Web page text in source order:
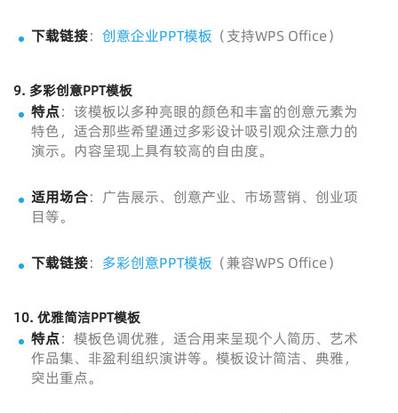
下载链接： 创意企业PPT模板 （支持WPS Office）
9. 多彩创意PPT模板
特点：该模板以多种亮眼的颜色和丰富的创意元素为
特色，适合那些希望通过多彩设计吸引观众注意力的
演示。内容呈现上具有较高的自由度。
适用场合：广告展示、创意产业、市场营销、创业项
目等。
下载链接： 多彩创意PPT模板 （兼容WPS Office）
10. 优雅简洁PPT模板
特点：模板色调优雅，适合用来呈现个人简历、艺术
作品集、非盈利组织演讲等。模板设计简洁、典雅，
突出重点。